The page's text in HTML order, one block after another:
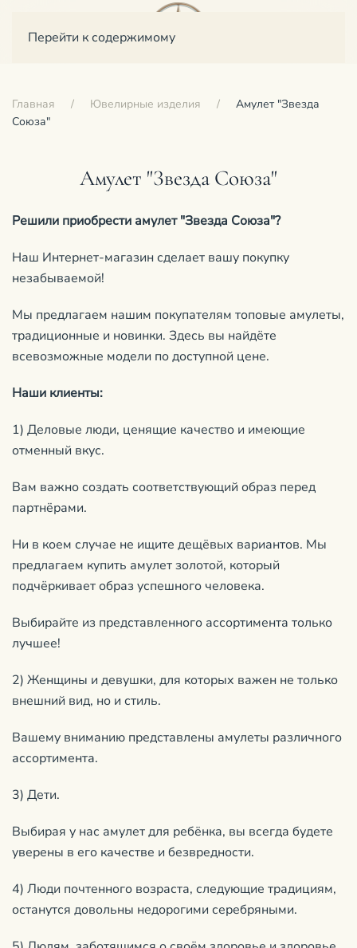
Перейти к содержимому
Главная Ювелирные изделия
Амулет "Звезда
Союза"
Амулет "Звезда Союза"
Решили приобрести амулет "Звезда Союза"?
Наш Интернет-магазин сделает вашу покупку
незабываемой!
Мы предлагаем нашим покупателям топовые амулеты,
традиционные и новинки. Здесь вы найдёте
всевозможные модели по доступной цене.
Наши клиенты:
1) Деловые люди, ценящие качество и имеющие
отменный вкус.
Вам важно создать соответствующий образ перед
партнёрами.
Ни в коем случае не ищите дещёвых вариантов. Мы
предлагаем купить амулет золотой, который
подчёркивает образ успешного человека.
Выбирайте из представленного ассортимента только
лучшее!
2) Женщины и девушки, для которых важен не только
внешний вид, но и стиль.
Вашему вниманию представлены амулеты различного
ассортимента.
3) Дети.
Выбирая у нас амулет для ребёнка, вы всегда будете
уверены в его качестве и безвредности.
4) Люди почтенного возраста, следующие традициям,
останутся довольны недорогими серебряными.